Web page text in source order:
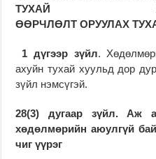
ТУХАЙ
ӨӨРЧЛӨЛТ ОРУУЛАХ
1 дүгээр зүйл.
ахуйн тухай хуульд дор
зүйл нэмсүгэй.
28(3) дугаар зүйл. Аж
хөдөлмөрийн аюулгүй
чиг үүрэг